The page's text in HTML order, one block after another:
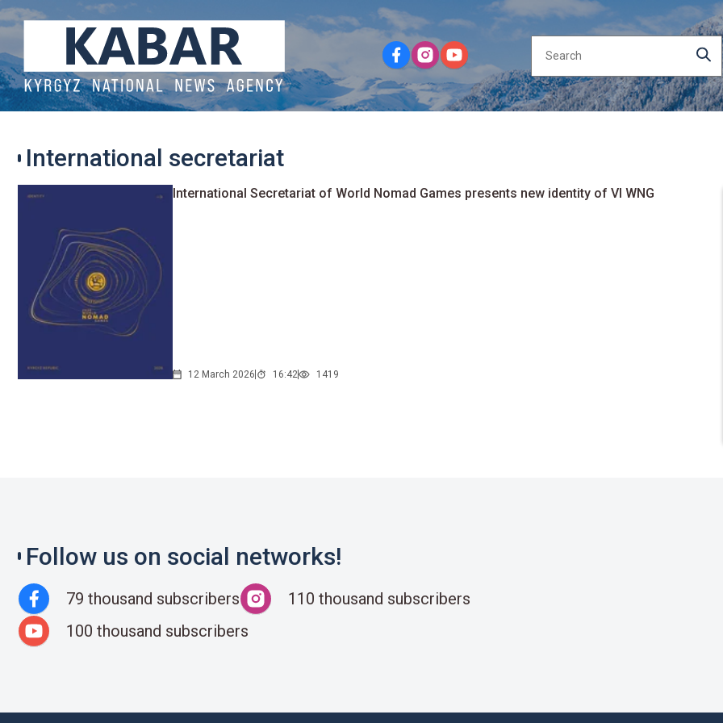
International secretariat
International Secretariat of World Nomad Games presents new identity of VI WNG
12 March 2026 16:42 1419
Follow us on social networks!
79 thousand subscribers
110 thousand subscribers
100 thousand subscribers